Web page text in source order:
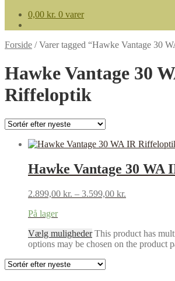
0,00 kr. 0 varer
Forside /Varer tagged “Hawke Vantage 30
Hawke Vantage 30
Riffeloptik
Hawke Vantage 30 WA
2.899,00 kr. – 3.599,00 kr.
På lager
Vælg mulighederThis product has
options may be chosen on the product